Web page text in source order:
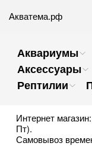
Акватема.рф
Аквариумы
Аксессуары
Рептилии
Интернет
Пт).
Самовывоз